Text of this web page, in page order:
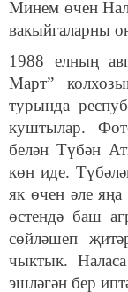
Минем өчен
вакыйгаларны
1988 елның
Март”
турында
куштылар.
белән Түбән
көн иде.
як өчен әле
өстендә баш
сөйләшеп
чыктык.
эшләгән бер